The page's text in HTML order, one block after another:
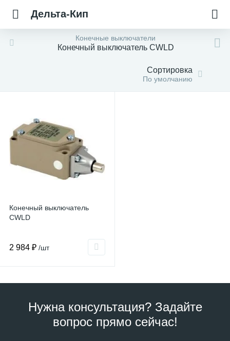
Дельта-Кип
Конечные выключатели
Конечный выключатель CWLD
Сортировка
По умолчанию
Конечный выключатель
CWLD
2 984 ₽ /шт
Нужна консультация? Задайте
вопрос прямо сейчас!